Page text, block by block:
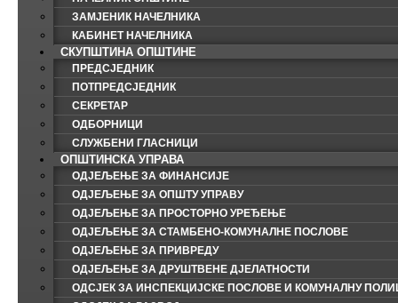
ЗАМЈЕНИК НАЧЕЛНИКА
КАБИНЕТ НАЧЕЛНИКА
СКУПШТИНА ОПШТИНЕ
ПРЕДСЈЕДНИК
ПОТПРЕДСЈЕДНИК
СЕКРЕТАР
ОДБОРНИЦИ
СЛУЖБЕНИ ГЛАСНИЦИ
ОПШТИНСКА УПРАВА
ОДЈЕЉЕЊЕ ЗА ФИНАНСИЈЕ
ОДЈЕЉЕЊЕ ЗА ОПШТУ УПРАВУ
ОДЈЕЉЕЊЕ ЗА ПРОСТОРНО УРЕЂЕЊЕ
ОДЈЕЉЕЊЕ ЗА СТАМБЕНО-КОМУНАЛНЕ ПОСЛОВЕ
ОДЈЕЉЕЊЕ ЗА ПРИВРЕДУ
ОДЈЕЉЕЊЕ ЗА ДРУШТВЕНЕ ДЈЕЛАТНОСТИ
ОДСЈЕК ЗА ИНСПЕКЦИЈСКЕ ПОСЛОВЕ И КОМУНАЛНУ